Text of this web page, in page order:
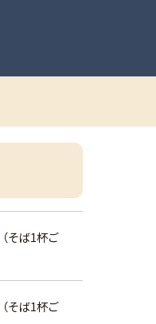
そば1杯ご
そば1杯ご